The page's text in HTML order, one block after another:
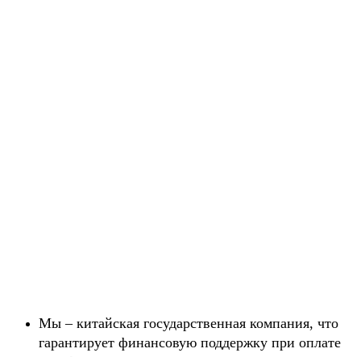
Мы – китайская государственная компания, что
гарантирует финансовую поддержку при оплате